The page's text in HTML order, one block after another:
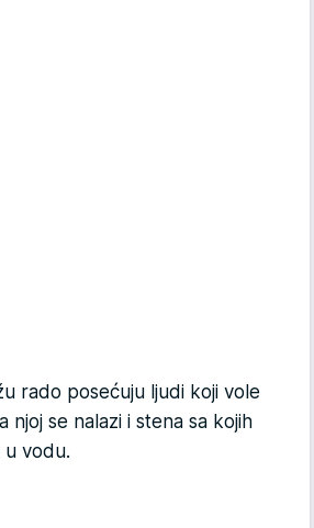
rado posećuju ljudi koji vole
njoj se nalazi i stena sa kojih
u vodu.